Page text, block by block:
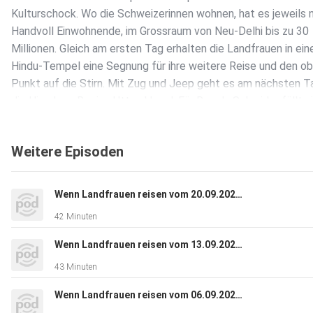
Kulturschock. Wo die Schweizerinnen wohnen, hat es jeweils
Handvoll Einwohnende, im Grossraum von Neu-Delhi bis zu 30
Millionen. Gleich am ersten Tag erhalten die Landfrauen in
Hindu-Tempel eine Segnung für ihre weitere Reise und den
Punkt auf die Stirn. Mit Zug und Jeep geht es am nächsten
Gaytri Agri, 35, im Dorf Kukuchina auf 1860 Metern über Meer.
auswärts als Hilfskräfte in Delhi, der Hof allein würde nicht
reichen, um die Familie über die Runden zu bringen. Die
packen gleich mit an und helfen bei der Grasernte. Alles von
Maschinen gibt es keine. Nach der Arbeit ist es Tradition, dass
Frauen im Norden Indiens zusammen singen und tanzen. Für die
sieht Parallelen: «Das gibt es bei uns auch, dass man vor oder
Weitere Episoden
Wenn Landfrauen reisen vom 20.09.2024 (Staffel 8, Folge 4)
42 Minuten
Wenn Landfrauen reisen vom 13.09.2024 (Staffel 8, Folge 3)
43 Minuten
Wenn Landfrauen reisen vom 06.09.2024 (Staffel 8, Folge 2)